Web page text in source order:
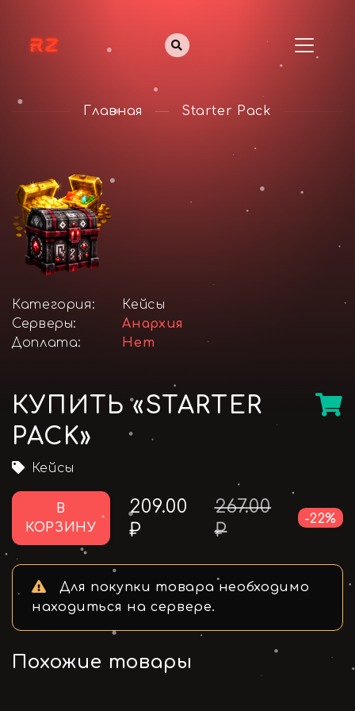
Главная Starter Pack
Категория:
Кейсы
Серверы:
Анархия
Доплата:
Нет
КУПИТЬ «STARTER
PACK»
Кейсы
В
КОРЗИНУ
209.00
₽
267.00
₽
-22%
Для покупки товара необходимо
находиться на сервере.
Похожие товары